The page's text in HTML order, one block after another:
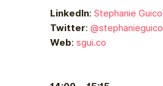
LinkedIn: Stephanie Guico
Twitter: @stephanieguico
Web: sgui.co